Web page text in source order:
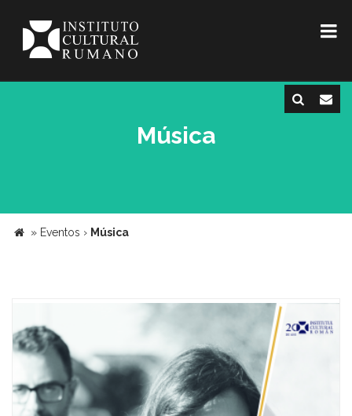
Música
» Eventos › Música